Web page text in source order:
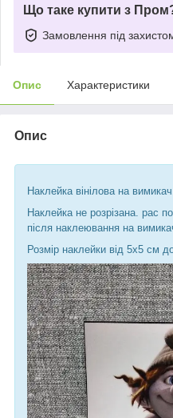
Що таке купити з
Замовлення під
Опис Характеристики
Опис
Наклейка вінілова на вимикач.
Наклейка не розрізана. pac
після наклеювання на
Розмір наклейки від 5х5 см